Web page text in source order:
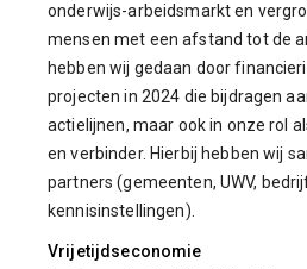
onderwijs-arbeidsmarkt en
mensen met een afstand tot de
hebben wij gedaan door
projecten in 2024 die bijdragen
actielijnen, maar ook in onze rol
en verbinder. Hierbij hebben wij
partners (gemeenten, UWV,
kennisinstellingen).
Vrijetijdseconomie